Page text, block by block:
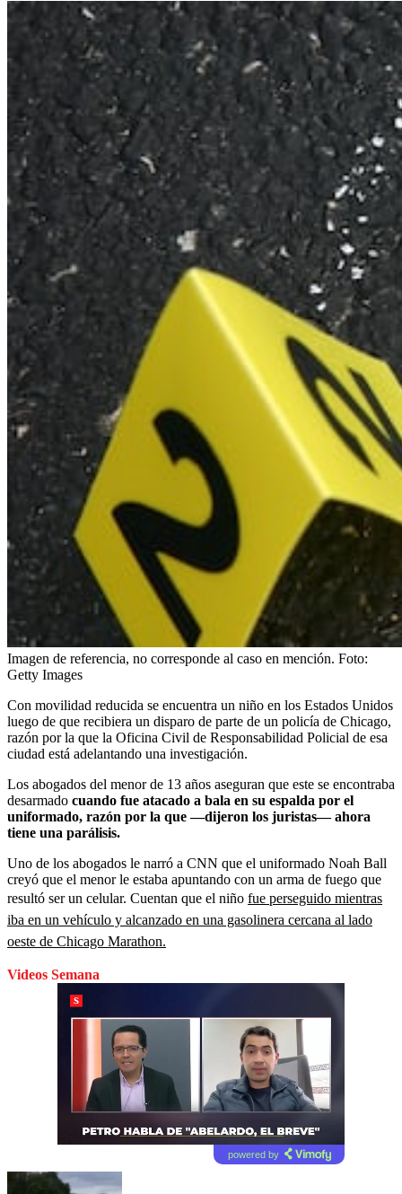
Imagen de referencia, no corresponde al caso en mención. Foto:
Getty Images
Con movilidad reducida se encuentra un niño en los Estados Unidos
luego de que recibiera un disparo de parte de un policía de Chicago,
razón por la que la Oficina Civil de Responsabilidad Policial de esa
ciudad está adelantando una investigación.
Los abogados del menor de 13 años aseguran que este se encontraba
desarmado cuando fue atacado a bala en su espalda por el
uniformado, razón por la que ―dijeron los juristas― ahora
tiene una parálisis.
Uno de los abogados le narró a CNN que el uniformado Noah Ball
creyó que el menor le estaba apuntando con un arma de fuego que
resultó ser un celular. Cuentan que el niño fue perseguido mientras
iba en un vehículo y alcanzado en una gasolinera cercana al lado
oeste de Chicago Marathon.
Videos Semana
powered by